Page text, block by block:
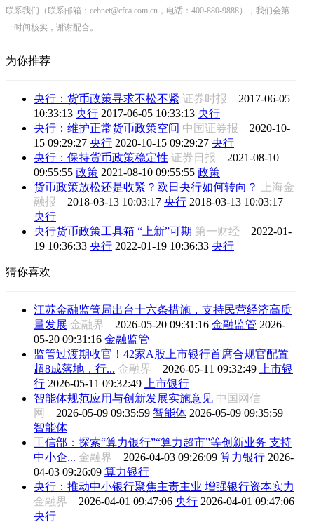
联系我们（联系邮箱：cebnet@cfca.com.cn，电话：400-880-9888），我们会第
一时间核实，谢谢配合。
为你推荐
央行：货币政策寻求不松不紧 证券时报 2017-06-05
10:33:13 央行 2017-06-05 10:33:13 央行
央行：维护正常货币政策空间 中国证券报 2020-10-
15 09:29:27 央行 2020-10-15 09:29:27 央行
央行：保持货币政策稳定性 证券日报 2021-08-10
09:55:55 政策 2021-08-10 09:55:55 政策
货币政策放松还是收紧？欧日央行如何转向？
上海金
融报 2018-03-13 10:03:17 央行 2018-03-13 10:03:17
央行
央行货币政策工具箱 “上新”可期 第一财经 2022-01-
19 10:36:33 央行 2022-01-19 10:36:33 央行
猜你喜欢
江苏金融监管局出台十六条措施，支持民营经济高质
量发展 金融界 2026-05-20 09:31:16 金融监管 2026-
05-20 09:31:16 金融监管
监管过渡期收官！42家A股上市银行首席合规官配置
超8成落地，行... 金融界 2026-05-11 09:32:49
上市银
行 2026-05-11 09:32:49
上市银行
智能体规范应用与创新发展实施意见 中国网信
网 2026-05-09 09:35:59 智能体 2026-05-09 09:35:59
智能体
工信部：探索“算力银行”“算力超市”等创新业务 支持
中小企... 金融界 2026-04-03 09:26:09 算力银行 2026-
04-03 09:26:09 算力银行
央行：推动中小银行聚焦主责主业 增强银行资本实力
金融界 2026-04-01 09:47:06 央行 2026-04-01 09:47:06
央行